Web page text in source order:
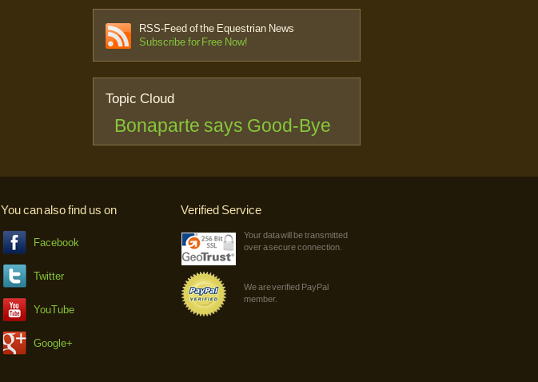
RSS-Feed of the Equestrian News
Subscribe for Free Now!
Topic Cloud
Bonaparte says Good-Bye
You can also find us on
Facebook
Twitter
YouTube
Google+
Verified Service
Your data will be transmitted
over a secure connection.
We are verified PayPal
member.